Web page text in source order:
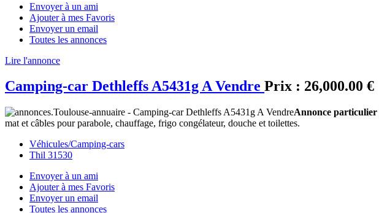
Envoyer à un ami
Ajouter à mes Favoris
Envoyer un email
Toutes les annonces
Lire l'annonce
Camping-car Dethleffs A5431g A Vendre Prix : 26,000.00 €
Annonce particulier
mat et câbles pour parabole, chauffage, frigo congélateur, douche et toilettes.
Véhicules/Camping-cars
Thil 31530
Envoyer à un ami
Ajouter à mes Favoris
Envoyer un email
Toutes les annonces